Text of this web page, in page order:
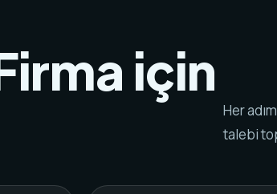
için
Her
talebi